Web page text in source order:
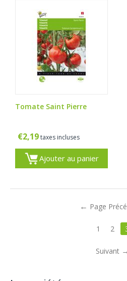
Tomate Saint Pierre
€2,19taxes incluses
Ajouter au panier
Page
1 2
Suivant